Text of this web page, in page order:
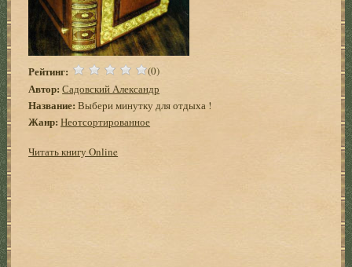
Рейтинг: (0)
Автор: Садовский Александр
Название: Выбеpи минутку для отдыха !
Жанр: Неотсортированное
Читать книгу Online